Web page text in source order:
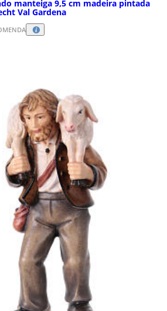
manteiga 9,5 cm madeira pintada
Val Gardena